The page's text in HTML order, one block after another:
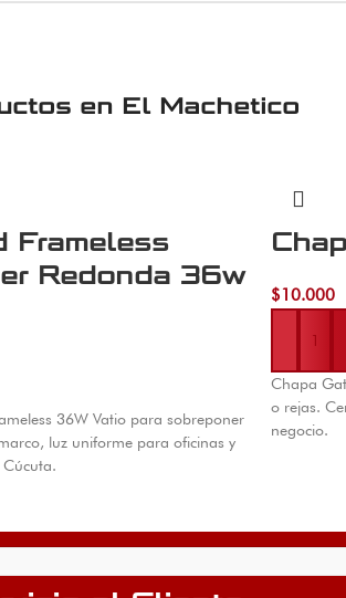
en El Machetico
Frameless
Redonda 36w
36W Vatio para sobreponer
luz uniforme para oficinas y
Cúcuta.
$10.000
Añadir al
Chapa
o rejas.
negocio.